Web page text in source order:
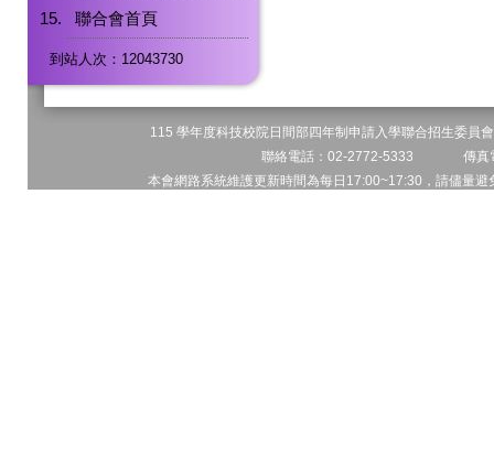
聯合會首頁
到站人次：12043730
115 學年度科技校院日間部四年制申請入學聯合招生委
聯絡電話：02-2772-5333 傳
本會網路系統維護更新時間為每日17:00~17:30，請儘量